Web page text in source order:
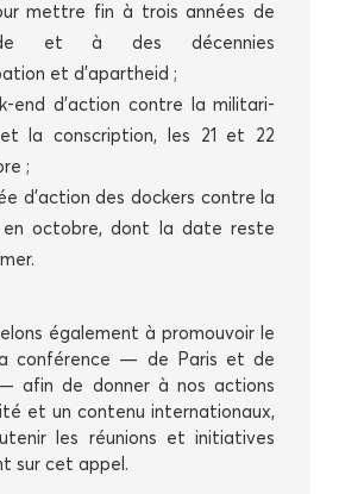
mettre fin à trois années de
et à des décen­nies
et d’apartheid ;
end d’action contre la mili­ta­ri­
la conscrip­tion, les 21 et 22
;
d’action des dockers contre la
en octobre, dont la date reste
éga­le­ment à pro­mou­voir le
confé­rence — de Paris et de
afin de don­ner à nos actions
et un conte­nu inter­na­tio­naux,
les réunions et ini­tia­tives
sur cet appel.